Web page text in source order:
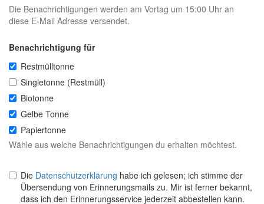
Die Benachrichtigungen werden am Vortag um 15:00 Uhr an
diese E-Mail Adresse versendet.
Benachrichtigung für
Restmülltonne
Singletonne (Restmüll)
Biotonne
Gelbe Tonne
Papiertonne
Wähle aus welche Benachrichtigungen du erhalten möchtest.
Die Datenschutzerklärung habe ich gelesen; ich stimme der
Übersendung von Erinnerungsmails zu. Mir ist ferner bekannt,
dass ich den Erinnerungsservice jederzeit abbestellen kann.